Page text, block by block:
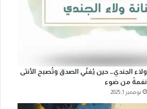
ولاء الجندي… حين يُغنّي الصدق وتُصبح الأنثى
نغمةً من ضوء
نوفمبر 1, 2025